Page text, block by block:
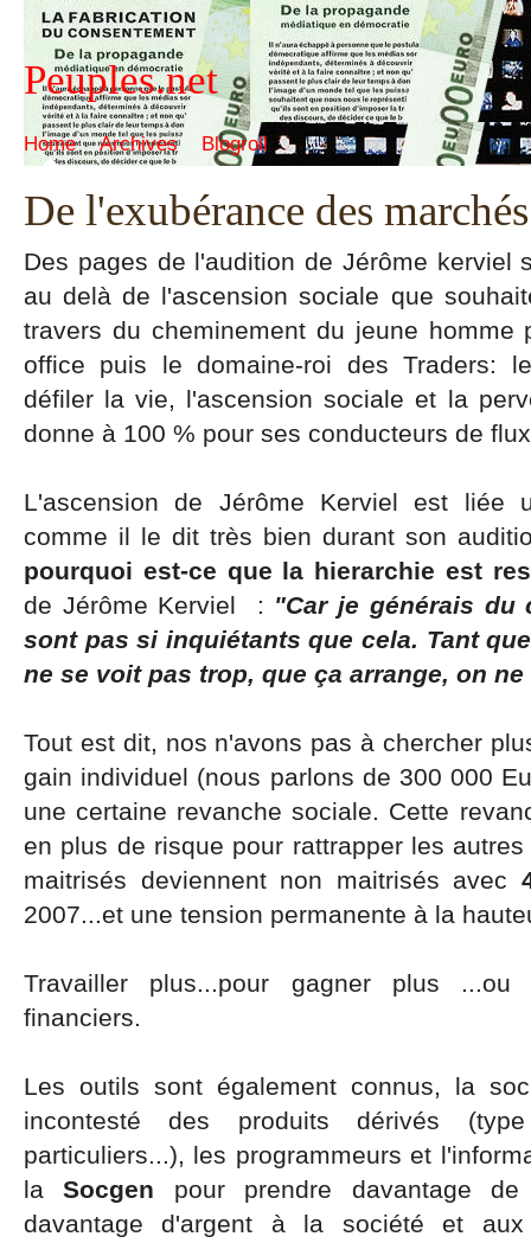
Peuples.net
Home Archives Blogroll
De l'exubérance des
Des pages de l'audition de Jérôme kerviel
au delà de l'ascension sociale que
travers du cheminement du jeune
office puis le domaine-roi des Traders:
défiler la vie, l'ascension sociale et la
donne à 100 % pour ses conducteurs de
L'ascension de Jérôme Kerviel est liée
comme il le dit très bien durant son
pourquoi est-ce que la hierarchie est
de Jérôme Kerviel : "Car je générais du
sont pas si inquiétants que cela. Tant
ne se voit pas trop, que ça arrange, on
Tout est dit, nos n'avons pas à chercher
gain individuel (nous parlons de 300 000
une certaine revanche sociale. Cette
en plus de risque pour rattrapper les
maitrisés deviennent non maitrisés avec
2007...et une tension permanente à la
Travailler plus...pour gagner plus
financiers.
Les outils sont également connus, la
incontesté des produits dérivés
particuliers...), les programmeurs et
laSocgen pour prendre davantage
davantage d'argent à la société et aux